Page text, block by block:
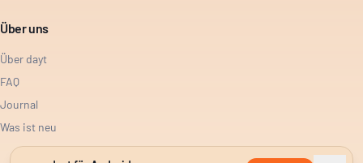
Über uns
Über dayt
FAQ
Journal
Was ist neu